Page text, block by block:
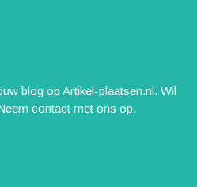
blog op Artikel-plaatsen.nl. Wil
contact met ons op.